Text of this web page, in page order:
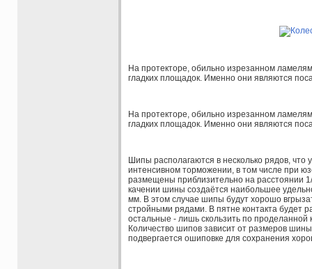
На протекторе, обильно изрезанном
гладких площадок. Именно они являются
На протекторе, обильно изрезанном
гладких площадок. Именно они являются
Шипы располагаются в несколько рядов, что
интенсивном торможении, в том числе при
размещены приблизительно на расстоянии
качении шины создаётся наибольшее
мм. В этом случае шипы будут хорошо
стройными рядами. В пятне контакта будет
остальные - лишь скользить по проделанной
Количество шипов зависит от размеров
подвергается ошиповке для сохранения